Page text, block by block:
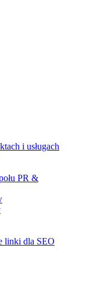
i usługach
PR &
linki dla SEO